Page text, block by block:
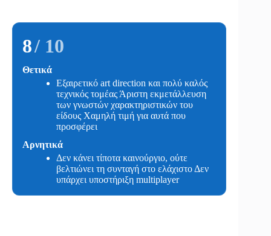
8/ 10
Θετικά
Εξαιρετικό art direction και πολύ καλός
τεχνικός τομέας Άριστη εκμετάλλευση
των γνωστών χαρακτηριστικών του
είδους Χαμηλή τιμή για αυτά που
προσφέρει
Αρνητικά
Δεν κάνει τίποτα καινούργιο, ούτε
βελτιώνει τη συνταγή στο ελάχιστο Δεν
υπάρχει υποστήριξη multiplayer